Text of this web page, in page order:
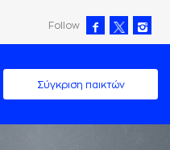
Follow
Σύγκριση παικτών